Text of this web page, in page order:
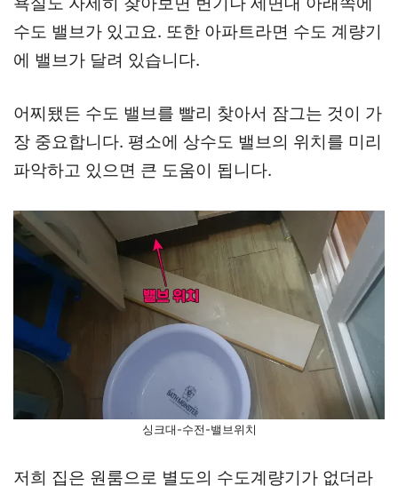
수도 밸브가 있고요. 또한 아파트라면 수도 계량기
에 밸브가 달려 있습니다.
어찌됐든 수도 밸브를 빨리 찾아서 잠그는 것이 가
장 중요합니다. 평소에 상수도 밸브의 위치를 미리
파악하고 있으면 큰 도움이 됩니다.
싱크대-수전-밸브위치
저희 집은 원룸으로 별도의 수도계량기가 없더라